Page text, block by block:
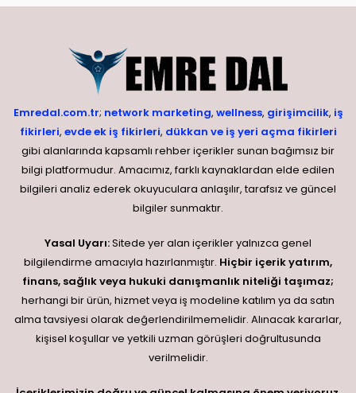
Emredal.com.tr; network marketing, wellness, girişimcilik, iş
fikirleri, evde ek iş fikirleri, dükkan ve iş yeri açma fikirleri
gibi alanlarında kapsamlı rehber içerikler sunan bağımsız bir
bilgi platformudur. Amacımız, farklı kaynaklardan elde edilen
bilgileri analiz ederek okuyuculara anlaşılır, tarafsız ve güncel
bilgiler sunmaktır.
Yasal Uyarı:Sitede yer alan içerikler yalnızca genel
bilgilendirme amacıyla hazırlanmıştır. Hiçbir içerik yatırım,
finans, sağlık veya hukuki danışmanlık niteliği taşımaz;
herhangi bir ürün, hizmet veya iş modeline katılım ya da satın
alma tavsiyesi olarak değerlendirilmemelidir. Alınacak kararlar,
kişisel koşullar ve yetkili uzman görüşleri doğrultusunda
verilmelidir.